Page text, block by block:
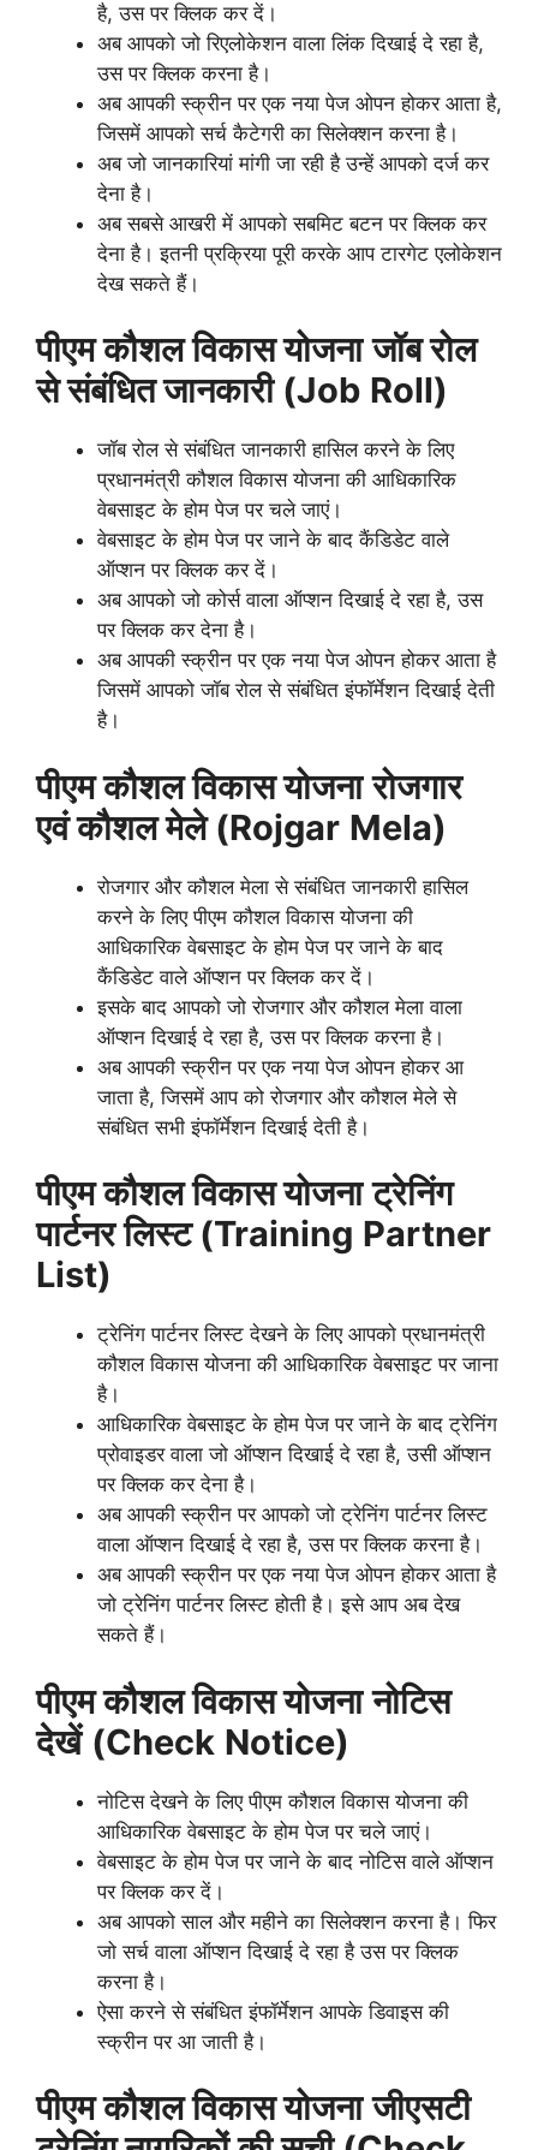
है, उस पर क्लिक कर दें।
अब आपको जो रिएलोकेशन वाला लिंक दिखाई दे रहा है,
उस पर क्लिक करना है।
अब आपकी स्क्रीन पर एक नया पेज ओपन होकर आता है,
जिसमें आपको सर्च कैटेगरी का सिलेक्शन करना है।
अब जो जानकारियां मांगी जा रही है उन्हें आपको दर्ज कर
देना है।
अब सबसे आखरी में आपको सबमिट बटन पर क्लिक कर
देना है। इतनी प्रक्रिया पूरी करके आप टारगेट एलोकेशन
देख सकते हैं।
पीएम कौशल विकास योजना जॉब रोल
से संबंधित जानकारी (Job Roll)
जॉब रोल से संबंधित जानकारी हासिल करने के लिए
प्रधानमंत्री कौशल विकास योजना की आधिकारिक
वेबसाइट के होम पेज पर चले जाएं।
वेबसाइट के होम पेज पर जाने के बाद कैंडिडेट वाले
ऑप्शन पर क्लिक कर दें।
अब आपको जो कोर्स वाला ऑप्शन दिखाई दे रहा है, उस
पर क्लिक कर देना है।
अब आपकी स्क्रीन पर एक नया पेज ओपन होकर आता है
जिसमें आपको जॉब रोल से संबंधित इंफॉर्मेशन दिखाई देती
है।
पीएम कौशल विकास योजना रोजगार
एवं कौशल मेले (Rojgar Mela)
रोजगार और कौशल मेला से संबंधित जानकारी हासिल
करने के लिए पीएम कौशल विकास योजना की
आधिकारिक वेबसाइट के होम पेज पर जाने के बाद
कैंडिडेट वाले ऑप्शन पर क्लिक कर दें।
इसके बाद आपको जो रोजगार और कौशल मेला वाला
ऑप्शन दिखाई दे रहा है, उस पर क्लिक करना है।
अब आपकी स्क्रीन पर एक नया पेज ओपन होकर आ
जाता है, जिसमें आप को रोजगार और कौशल मेले से
संबंधित सभी इंफॉर्मेशन दिखाई देती है।
पीएम कौशल विकास योजना ट्रेनिंग
पार्टनर लिस्ट (Training Partner
List)
ट्रेनिंग पार्टनर लिस्ट देखने के लिए आपको प्रधानमंत्री
कौशल विकास योजना की आधिकारिक वेबसाइट पर जाना
है।
आधिकारिक वेबसाइट के होम पेज पर जाने के बाद ट्रेनिंग
प्रोवाइडर वाला जो ऑप्शन दिखाई दे रहा है, उसी ऑप्शन
पर क्लिक कर देना है।
अब आपकी स्क्रीन पर आपको जो ट्रेनिंग पार्टनर लिस्ट
वाला ऑप्शन दिखाई दे रहा है, उस पर क्लिक करना है।
अब आपकी स्क्रीन पर एक नया पेज ओपन होकर आता है
जो ट्रेनिंग पार्टनर लिस्ट होती है। इसे आप अब देख
सकते हैं।
पीएम कौशल विकास योजना नोटिस
देखें (Check Notice)
नोटिस देखने के लिए पीएम कौशल विकास योजना की
आधिकारिक वेबसाइट के होम पेज पर चले जाएं।
वेबसाइट के होम पेज पर जाने के बाद नोटिस वाले ऑप्शन
पर क्लिक कर दें।
अब आपको साल और महीने का सिलेक्शन करना है। फिर
जो सर्च वाला ऑप्शन दिखाई दे रहा है उस पर क्लिक
करना है।
ऐसा करने से संबंधित इंफॉर्मेशन आपके डिवाइस की
स्क्रीन पर आ जाती है।
पीएम कौशल विकास योजना जीएसटी